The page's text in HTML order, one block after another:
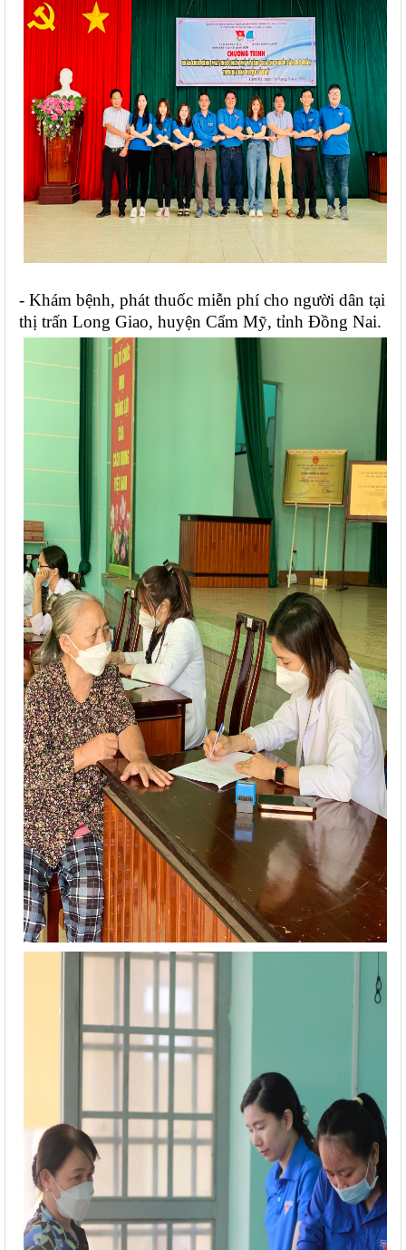
- Khám bệnh, phát thuốc miễn phí cho người dân tại
thị trấn Long Giao, huyện Cẩm Mỹ, tỉnh Đồng Nai.